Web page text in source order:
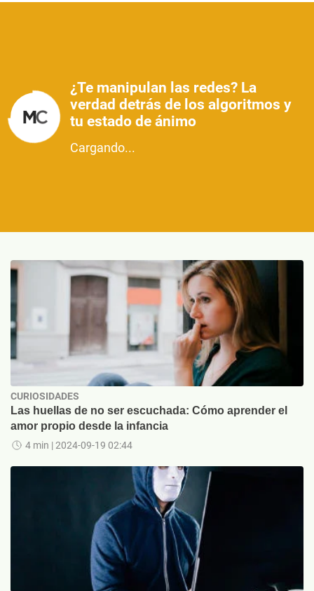
¿Te manipulan las redes? La
verdad detrás de los algoritmos y
tu estado de ánimo
Cargando...
CURIOSIDADES
Las huellas de no ser escuchada: Cómo aprender el
amor propio desde la infancia
4 min | 2024-09-19 02:44